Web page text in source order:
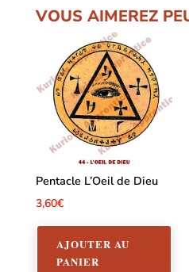
VOUS AIMEREZ
Pentacle L’Oeil de Dieu
3,60€
AJOUTER AU
PANIER